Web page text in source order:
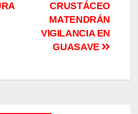
CRUSTÁCEO
MATENDRÁN
VIGILANCIA EN
GUASAVE